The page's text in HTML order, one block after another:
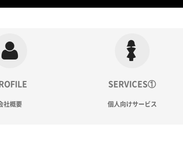
社概要
SERVICES①
個人向けサービス